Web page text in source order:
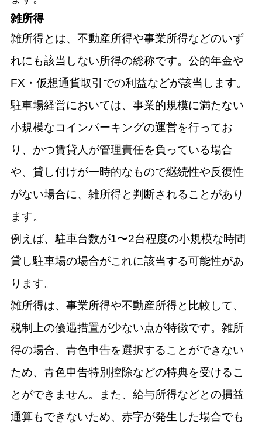
雑所得
雑所得とは、不動産所得や事業所得などのいず
れにも該当しない所得の総称です。公的年金や
FX・仮想通貨取引での利益などが該当します。
駐車場経営においては、事業的規模に満たない
小規模なコインパーキングの運営を行ってお
り、かつ賃貸人が管理責任を負っている場合
や、貸し付けが一時的なもので継続性や反復性
がない場合に、雑所得と判断されることがあり
ます。
例えば、駐車台数が1〜2台程度の小規模な時間
貸し駐車場の場合がこれに該当する可能性があ
ります。
雑所得は、事業所得や不動産所得と比較して、
税制上の優遇措置が少ない点が特徴です。雑所
得の場合、青色申告を選択することができない
ため、青色申告特別控除などの特典を受けるこ
とができません。また、給与所得などとの損益
通算もできないため、赤字が発生した場合でも